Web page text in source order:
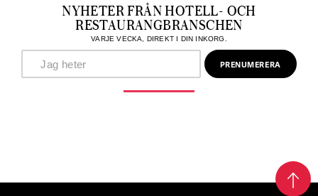
NYHETER FRÅN HOTELL- OCH
RESTAURANGBRANSCHEN
VARJE VECKA, DIREKT I DIN INKORG.